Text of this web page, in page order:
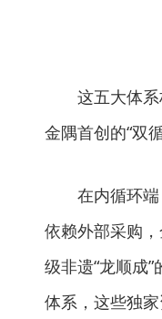
这五大体
金隅首创的“双
在内循环
依赖外部采购
级非遗“龙顺成
体系，这些独